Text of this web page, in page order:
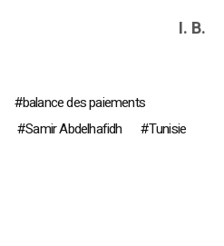
I. B.
balance des paiements
Samir Abdelhafidh Tunisie